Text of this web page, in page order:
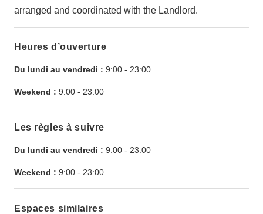
arranged and coordinated with the Landlord.
Heures d’ouverture
Du lundi au vendredi : 9:00 - 23:00
Weekend : 9:00 - 23:00
Les règles à suivre
Du lundi au vendredi : 9:00 - 23:00
Weekend : 9:00 - 23:00
Espaces similaires